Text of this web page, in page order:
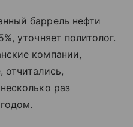
баррель нефти
уточняет политолог.
компании,
раз